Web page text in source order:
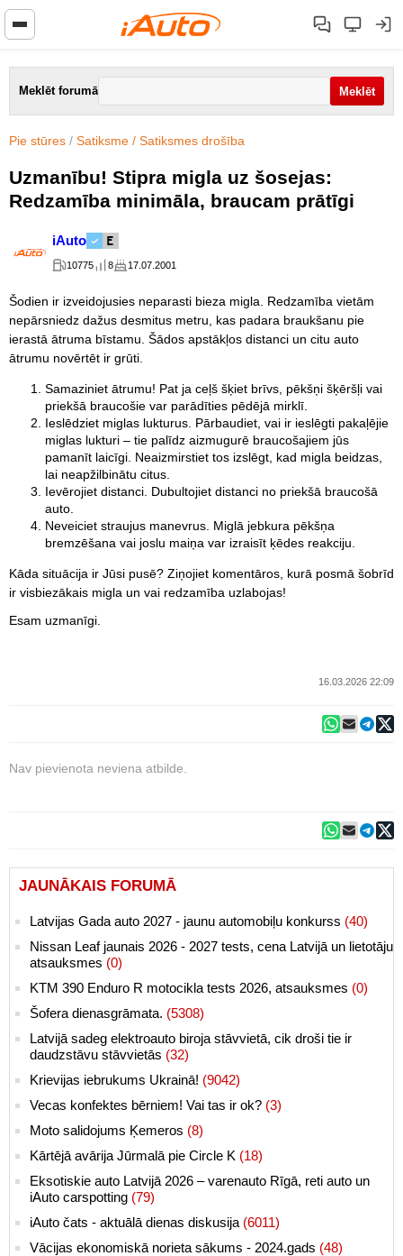
Meklēt forumā
Pie stūres / Satiksme / Satiksmes drošība
Uzmanību! Stipra migla uz šosejas:
Redzamība minimāla, braucam prātīgi
iAuto
10775 8 17.07.2001
Šodien ir izveidojusies neparasti bieza migla. Redzamība vietām
nepārsniedz dažus desmitus metru, kas padara braukšanu pie
ierastā ātruma bīstamu. Šādos apstākļos distanci un citu auto
ātrumu novērtēt ir grūti.
Samaziniet ātrumu! Pat ja ceļš šķiet brīvs, pēkšņi šķēršļi vai
priekšā braucošie var parādīties pēdējā mirklī.
Ieslēdziet miglas lukturus. Pārbaudiet, vai ir ieslēgti pakaļējie
miglas lukturi – tie palīdz aizmugurē braucošajiem jūs
pamanīt laicīgi. Neaizmirstiet tos izslēgt, kad migla beidzas,
lai neapžilbinātu citus.
Ievērojiet distanci. Dubultojiet distanci no priekšā braucošā
auto.
Neveiciet straujus manevrus. Miglā jebkura pēkšņa
bremzēšana vai joslu maiņa var izraisīt ķēdes reakciju.
Kāda situācija ir Jūsi pusē? Ziņojiet komentāros, kurā posmā šobrīd
ir visbiezākais migla un vai redzamība uzlabojas!
Esam uzmanīgi.
16.03.2026 22:09
Nav pievienota neviena atbilde.
JAUNĀKAIS FORUMĀ
Latvijas Gada auto 2027 - jaunu automobiļu konkurss (40)
Nissan Leaf jaunais 2026 - 2027 tests, cena Latvijā un lietotāju
atsauksmes (0)
KTM 390 Enduro R motocikla tests 2026, atsauksmes (0)
Šofera dienasgrāmata. (5308)
Latvijā sadeg elektroauto biroja stāvvietā, cik droši tie ir
daudzstāvu stāvvietās (32)
Krievijas iebrukums Ukrainā! (9042)
Vecas konfektes bērniem! Vai tas ir ok? (3)
Moto salidojums Ķemeros (8)
Kārtējā avārija Jūrmalā pie Circle K (18)
Eksotiskie auto Latvijā 2026 – varenauto Rīgā, reti auto un
iAuto carspotting (79)
iAuto čats - aktuālā dienas diskusija (6011)
Vācijas ekonomiskā norieta sākums - 2024.gads (48)